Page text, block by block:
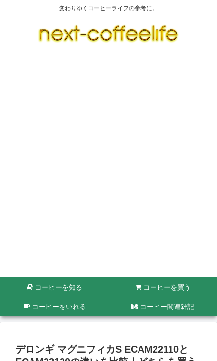
変わりゆくコーヒーライフの参考に。
コーヒーを知る コーヒーを買う
コーヒーをいれる コーヒー関連雑記
デロンギ マグニフィカS ECAM22110と